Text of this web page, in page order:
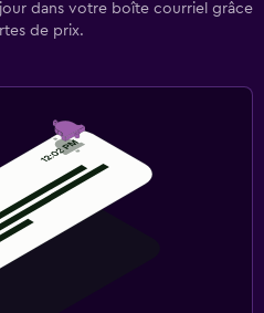
dans votre boîte courriel grâce
de prix.